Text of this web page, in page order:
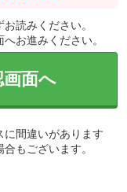
お読みください。
お進みください。
面へ
間違いがあります
もございます。